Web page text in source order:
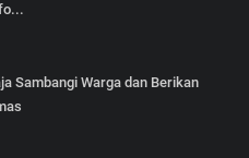
Sambangi Warga dan Berikan